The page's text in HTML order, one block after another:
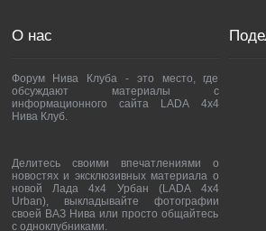
О нас
Форум Нива Клуба - это место, где
обсуждают материалы с
информационного сайта LADA 4x4
Нива Клуб.
Делитесь своими впечатлениями о
новостях и эксклюзивных материала о
новой Лада 4х4 Урбан (LADA 4x4
Urban), выкладывайте фотографии
своей ВАЗ Нива или просто общайтесь
с одноклубниками.